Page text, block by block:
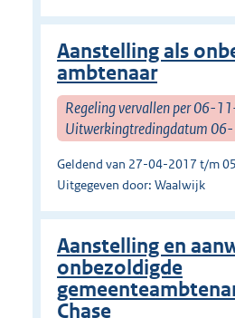
Aanstelling als
ambtenaar
Regeling vervallen per 06-
Uitwerkingtredingdatum
Geldend van 27-04-2017 t/m
Uitgegeven door: Waalwijk
Aanstelling en
onbezoldigde
Chase